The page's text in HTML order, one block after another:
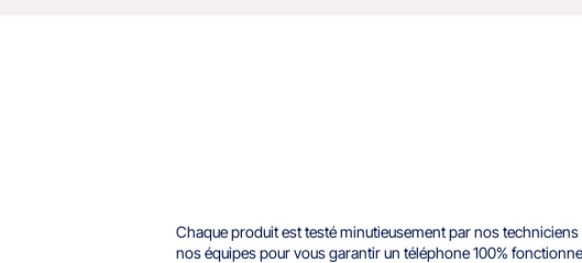
Chaque produit est testé minutieusement par nos
nos équipes pour vous garantir un téléphone 100%